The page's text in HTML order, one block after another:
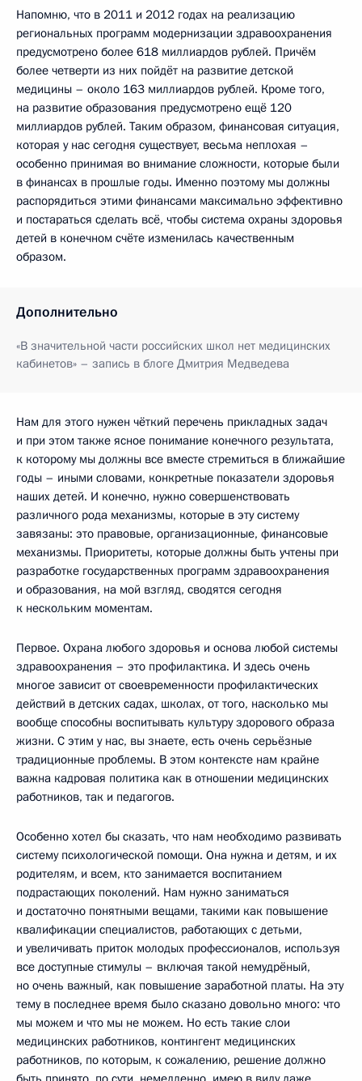
Напомню, что в 2011 и 2012 годах на реализацию
региональных программ модернизации здравоохранения
предусмотрено более 618 миллиардов рублей. Причём
более четверти из них пойдёт на развитие детской
медицины – около 163 миллиардов рублей. Кроме того,
на развитие образования предусмотрено ещё 120
миллиардов рублей. Таким образом, финансовая ситуация,
которая у нас сегодня существует, весьма неплохая –
особенно принимая во внимание сложности, которые были
в финансах в прошлые годы. Именно поэтому мы должны
распорядиться этими финансами максимально эффективно
и постараться сделать всё, чтобы система охраны здоровья
детей в конечном счёте изменилась качественным
образом.
Дополнительно
«В значительной части российских школ нет медицинских
кабинетов» – запись в блоге Дмитрия Медведева
Нам для этого нужен чёткий перечень прикладных задач
и при этом также ясное понимание конечного результата,
к которому мы должны все вместе стремиться в ближайшие
годы – иными словами, конкретные показатели здоровья
наших детей. И конечно, нужно совершенствовать
различного рода механизмы, которые в эту систему
завязаны: это правовые, организационные, финансовые
механизмы. Приоритеты, которые должны быть учтены при
разработке государственных программ здравоохранения
и образования, на мой взгляд, сводятся сегодня
к нескольким моментам.
Первое. Охрана любого здоровья и основа любой системы
здравоохранения – это профилактика. И здесь очень
многое зависит от своевременности профилактических
действий в детских садах, школах, от того, насколько мы
вообще способны воспитывать культуру здорового образа
жизни. С этим у нас, вы знаете, есть очень серьёзные
традиционные проблемы. В этом контексте нам крайне
важна кадровая политика как в отношении медицинских
работников, так и педагогов.
Особенно хотел бы сказать, что нам необходимо развивать
систему психологической помощи. Она нужна и детям, и их
родителям, и всем, кто занимается воспитанием
подрастающих поколений. Нам нужно заниматься
и достаточно понятными вещами, такими как повышение
квалификации специалистов, работающих с детьми,
и увеличивать приток молодых профессионалов, используя
все доступные стимулы – включая такой немудрёный,
но очень важный, как повышение заработной платы. На эту
тему в последнее время было сказано довольно много: что
мы можем и что мы не можем. Но есть такие слои
медицинских работников, контингент медицинских
работников, по которым, к сожалению, решение должно